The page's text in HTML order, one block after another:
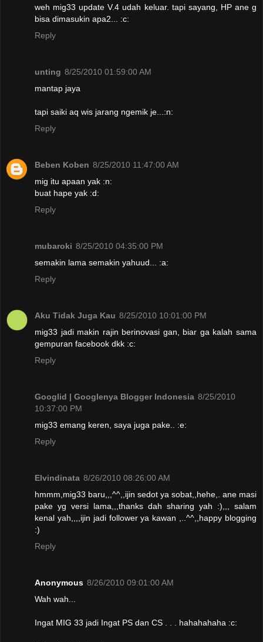
weh mig33 update V.4 udah keluar. tapi sayang, HP ane g
bisa dimasukin apa2... :c:
Reply
unting 8/25/2010 01:59:00 AM
mantap jaya
tapi saiki aq wis jarang ngemik je...:n:
Reply
Beben Koben 8/25/2010 11:47:00 AM
mig itu apaan yak :n:
buat hape yak :d:
Reply
mubaroki 8/25/2010 04:35:00 PM
semakin lama semakin yahuud... :a:
Reply
Aku Tidak Juga Kau 8/25/2010 10:01:00 PM
mig33 jadi makin rajin berinovasi gan, biar ga kalah sama
gempuran facebook dkk :c:
Reply
Googlid | Googlenya Blogger Indonesia 8/25/2010
10:37:00 PM
mig33 emang keren, saya juga pake.. :e:
Reply
Elvindinata 8/26/2010 08:26:00 AM
hmmm,mig33 baru,,,^^,,ijin sedot ya sobat,,hehe,. ane masi
pake yg versi lama,,,thanks dah sharing yah :),,, salam
kenal yah,,,,ijin jadi follower ya kawan ,..^^,,happy blogging
:)
Reply
Anonymous 8/26/2010 09:01:00 AM
Wah wah...
Ingat MIG 33 jadi Ingat PS dan CS . . . hahahahaha :c: